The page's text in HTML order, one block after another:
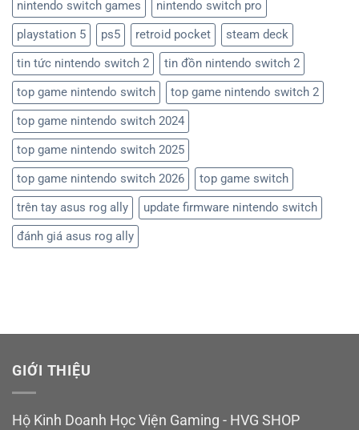
nintendo switch games
nintendo switch pro
playstation 5
ps5 retroid pocket
steam deck
tin tức nintendo switch 2
tin đồn nintendo switch 2
top game nintendo switch
top game nintendo switch 2
top game nintendo switch 2024
top game nintendo switch 2025
top game nintendo switch 2026
top game switch
trên tay asus rog ally
update firmware nintendo switch
đánh giá asus rog ally
GIỚI THIỆU
Hộ Kinh Doanh Học Viện Gaming - HVG SHOP